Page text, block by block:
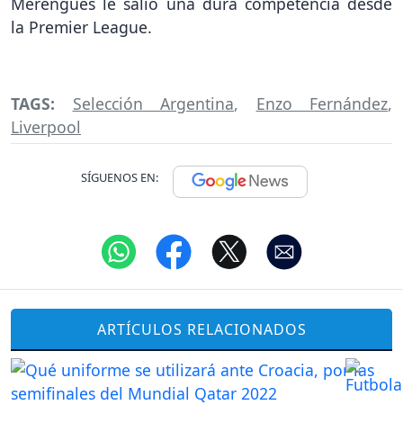
la Premier League.
TAGS: Selección Argentina, Enzo Fernández,
Liverpool
SÍGUENOS EN:
ARTÍCULOS RELACIONADOS